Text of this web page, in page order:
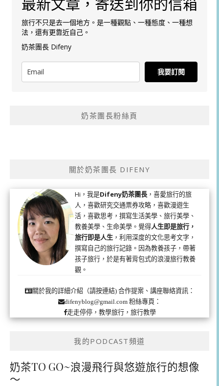
旅行不只是去一個地方。是一種觀點、一種態度、一種想
法，還有更靠近自己。
奶茶團長 Difeny
我要訂閱
奶茶團長粉絲頁
關於奶茶團長 DIFENY
Hi，我是Difeny奶茶團長 ，喜愛旅行的旅
人，喜歡研究交通票券攻略，喜歡漫遊生
活，喜歡思考，撰寫生活美學、旅行美學、
教養美學、生命美學。覺得人生即是旅行，
旅行即是人生 ，利用深度的文化思考文字，
撰寫自己的旅行記錄。因為教養孩子，帶著
孩子旅行，於是有著背包式的浪漫旅行教養
觀。
關於我的詳細介紹（請按連結)合作提案、講座聯絡資訊：
difenyblog@gmail.com 粉絲專頁：
走走停停，教學旅行，旅行教學
我的PODCAST頻道
奶茶TO GO~浪漫飛行與悠遊旅行的想像
～